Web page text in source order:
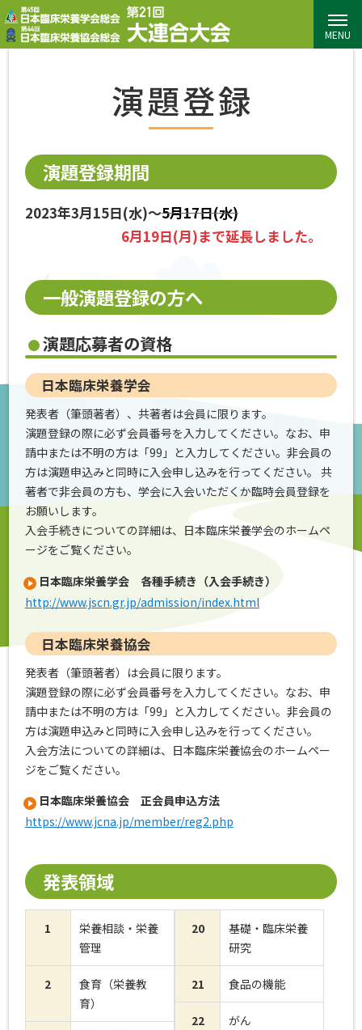
MENU
演題登録
演題登録期間
2023年3月15日(水)～5月17日(水)
6月19日(月)まで延長しました。
一般演題登録の方へ
演題応募者の資格
日本臨床栄養学会
発表者（筆頭著者）、共著者は会員に限ります。
演題登録の際に必ず会員番号を入力してください。なお、申
請中または不明の方は「99」と入力してください。非会員の
方は演題申込みと同時に入会申し込みを行ってください。 共
著者で非会員の方も、学会に入会いただくか臨時会員登録を
お願いします。
入会手続きについての詳細は、日本臨床栄養学会のホームペ
ージをご覧ください。
日本臨床栄養学会 各種手続き（入会手続き）
http://www.jscn.gr.jp/admission/index.html
日本臨床栄養協会
発表者（筆頭著者）は会員に限ります。
演題登録の際に必ず会員番号を入力してください。なお、申
請中または不明の方は「99」と入力してください。非会員の
方は演題申込みと同時に入会申し込みを行ってください。
入会方法についての詳細は、日本臨床栄養協会のホームペー
ジをご覧ください。
日本臨床栄養協会 正会員申込方法
https://www.jcna.jp/member/reg2.php
発表領域
1
栄養相談・栄養
管理
2
食育（栄養教
育）
20
基礎・臨床栄養
研究
21 食品の機能
22 がん